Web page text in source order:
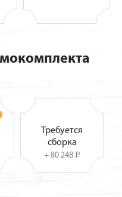
Требуется
сборка
+ 80 248 i